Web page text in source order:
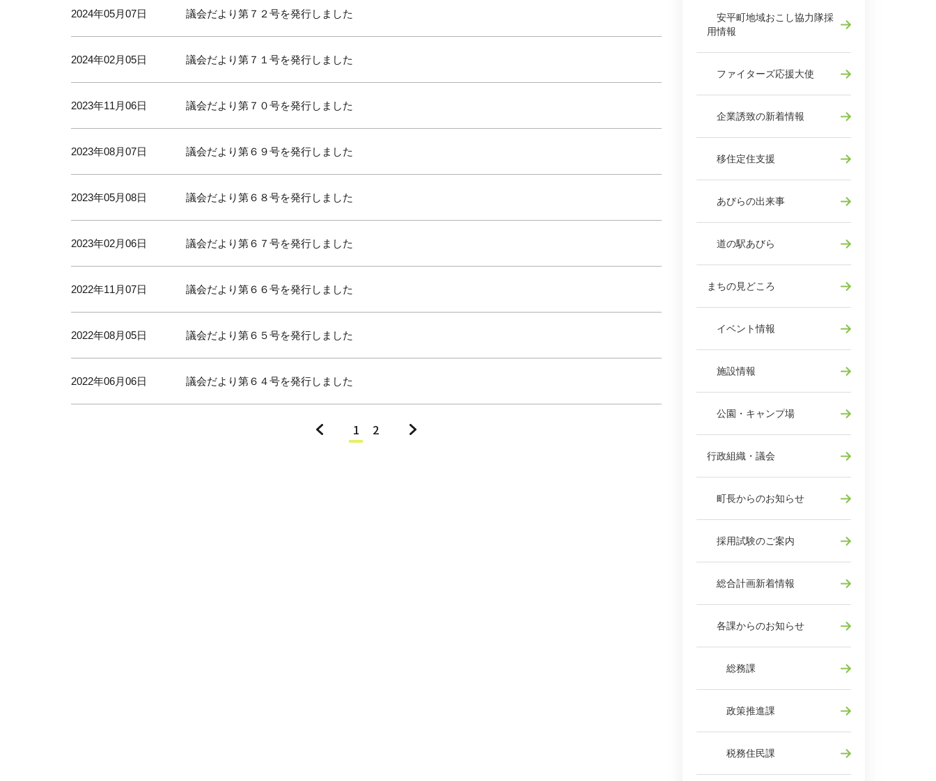
2024年05月07日 議会だより第７２号を発行しました
2024年02月05日 議会だより第７１号を発行しました
2023年11月06日 議会だより第７０号を発行しました
2023年08月07日 議会だより第６９号を発行しました
2023年05月08日 議会だより第６８号を発行しました
2023年02月06日 議会だより第６７号を発行しました
2022年11月07日 議会だより第６６号を発行しました
2022年08月05日 議会だより第６５号を発行しました
2022年06月06日 議会だより第６４号を発行しました
« 1 2 »
安平町地域おこし協力隊採
用情報
ファイターズ応援大使
企業誘致の新着情報
移住定住支援
あびらの出来事
道の駅あびら
まちの見どころ
イベント情報
施設情報
公園・キャンプ場
行政組織・議会
町長からのお知らせ
採用試験のご案内
総合計画新着情報
各課からのお知らせ
総務課
政策推進課
税務住民課